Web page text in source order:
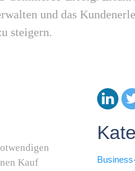
und das
steigern.
Kauf